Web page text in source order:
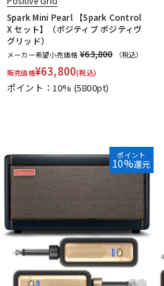
Spark Mini Pearl 【Spark Control
X セット】（ポジティブ ポジティヴ
グリッド）
メーカー希望小売価格 ¥63,800
（税込）
販売価格¥63,800(税込)
ポイント：10% (5800pt)
ポイント
10%還元